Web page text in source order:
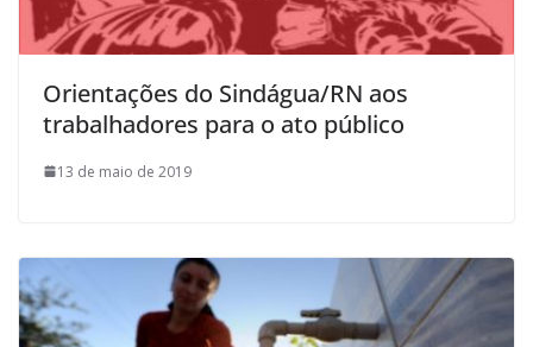
Orientações do Sindágua/RN aos
trabalhadores para o ato público
13 de maio de 2019